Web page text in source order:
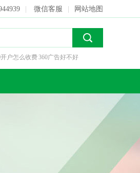
微信客服 网站地图
开户怎么收费360广告好不好